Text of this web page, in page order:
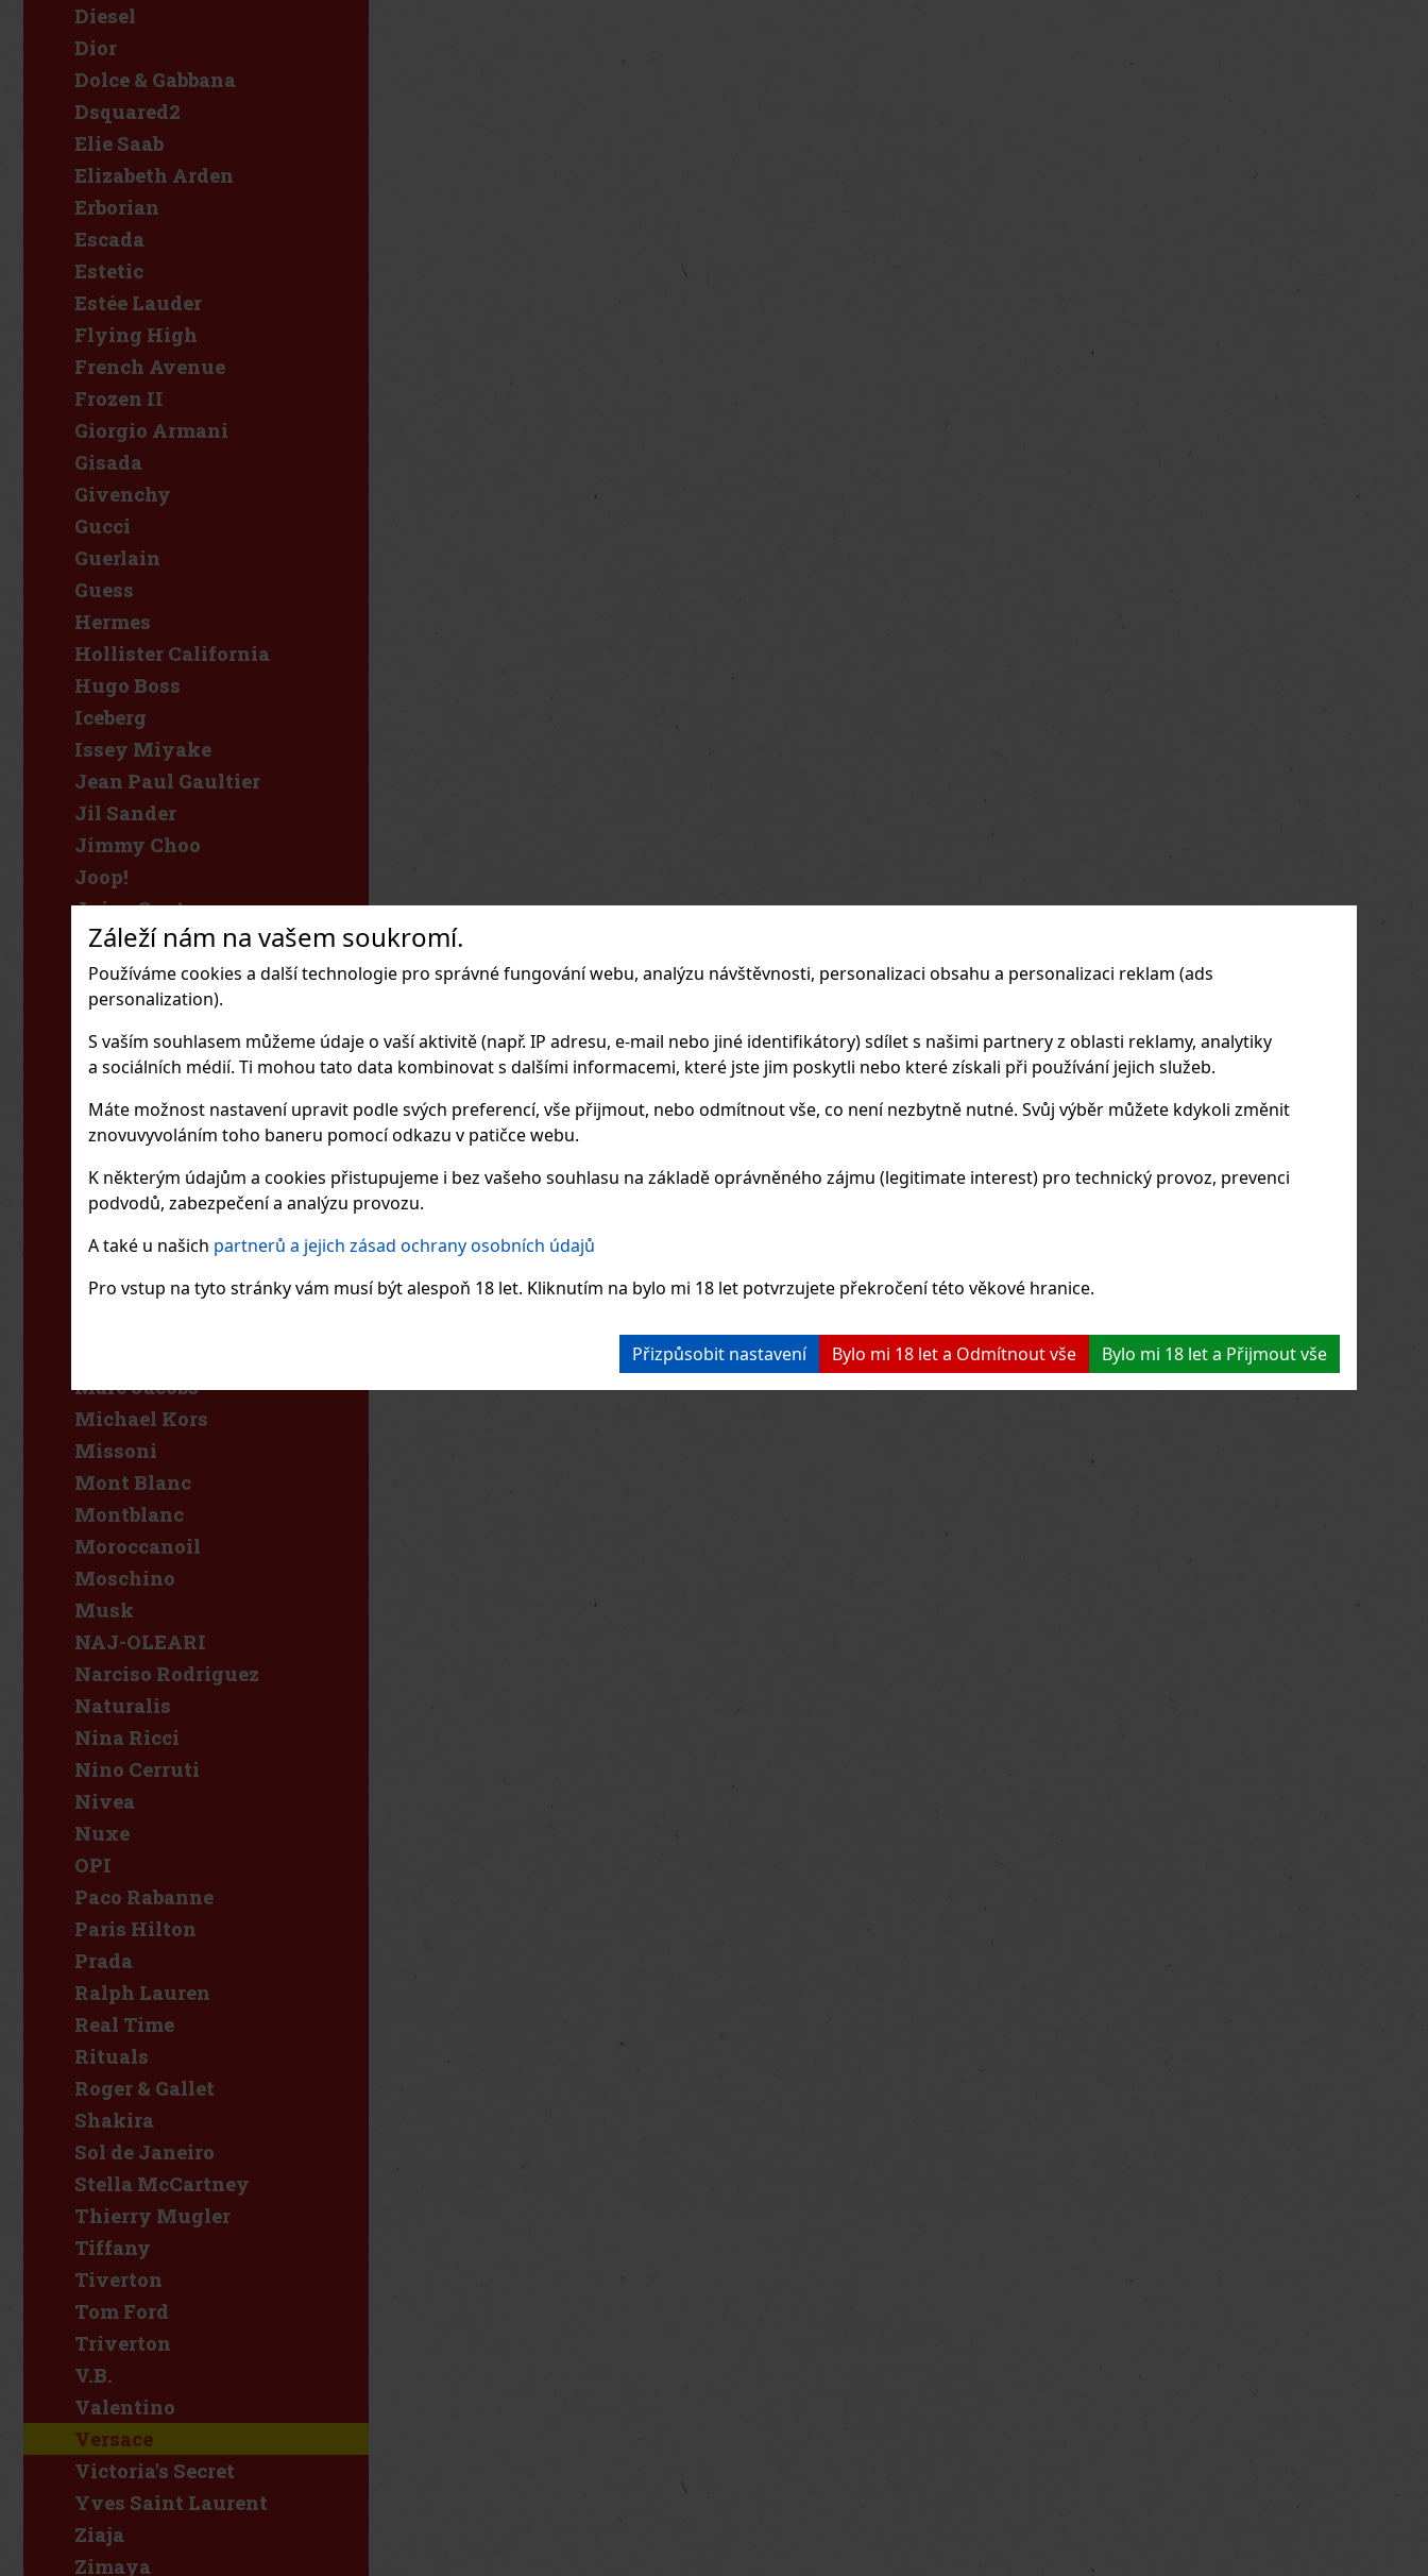
Záleží nám na vašem soukromí.
Používáme cookies a další technologie pro správné fungování webu, analýzu návštěvnosti, personalizaci obsahu a personalizaci reklam (ads
personalization).
S vaším souhlasem můžeme údaje o vaší aktivitě (např. IP adresu, e-mail nebo jiné identifikátory) sdílet s našimi partnery z oblasti reklamy, analytiky
a sociálních médií. Ti mohou tato data kombinovat s dalšími informacemi, které jste jim poskytli nebo které získali při používání jejich služeb.
Máte možnost nastavení upravit podle svých preferencí, vše přijmout, nebo odmítnout vše, co není nezbytně nutné. Svůj výběr můžete kdykoli změnit
znovuvyvoláním toho baneru pomocí odkazu v patičce webu.
K některým údajům a cookies přistupujeme i bez vašeho souhlasu na základě oprávněného zájmu (legitimate interest) pro technický provoz, prevenci
podvodů, zabezpečení a analýzu provozu.
A také u našich partnerů a jejich zásad ochrany osobních údajů
Pro vstup na tyto stránky vám musí být alespoň 18 let. Kliknutím na bylo mi 18 let potvrzujete překročení této věkové hranice.
Přizpůsobit nastavení Bylo mi 18 let a Odmítnout vše Bylo mi 18 let a Přijmout vše
Diesel
Dior
Dolce & Gabbana
Dsquared2
Elie Saab
Elizabeth Arden
Erborian
Escada
Estetic
Estée Lauder
Flying High
French Avenue
Frozen II
Giorgio Armani
Gisada
Givenchy
Gucci
Guerlain
Guess
Hermes
Hollister California
Hugo Boss
Iceberg
Issey Miyake
Jean Paul Gaultier
Jil Sander
Jimmy Choo
Joop!
Juicy Couture
KIDS World
Karl Lagerfeld
Katy
Kenzo
Khadlaj
Kylie Cosmetics
Kylie Jenner
L'Occitane
L'Oréal
Lancaster
Lancôme
Marc Jacobs
Michael Kors
Missoni
Mont Blanc
Montblanc
Moroccanoil
Moschino
Musk
NAJ-OLEARI
Narciso Rodriguez
Naturalis
Nina Ricci
Nino Cerruti
Nivea
Nuxe
OPI
Paco Rabanne
Paris Hilton
Prada
Ralph Lauren
Real Time
Rituals
Roger & Gallet
Shakira
Sol de Janeiro
Stella McCartney
Thierry Mugler
Tiffany
Tiverton
Tom Ford
Triverton
V.B.
Valentino
Versace
Victoria's Secret
Yves Saint Laurent
Ziaja
Zimaya